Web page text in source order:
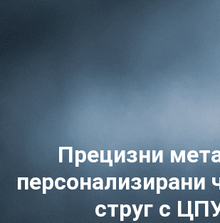
Прецизни
персонализирани
струг с